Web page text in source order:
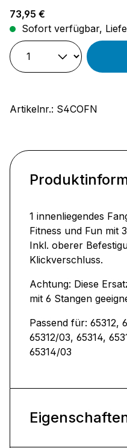
Regulärer Preis:
73,95 €
Sofort verfügbar,
Artikelnr.: S4COFN
1 innenliegendes
Fitness und Fun mit
Inkl. oberer
Klickverschluss.
Achtung: Diese
mit 6 Stangen
Passend für: 65312,
65312/03, 65314,
65314/03